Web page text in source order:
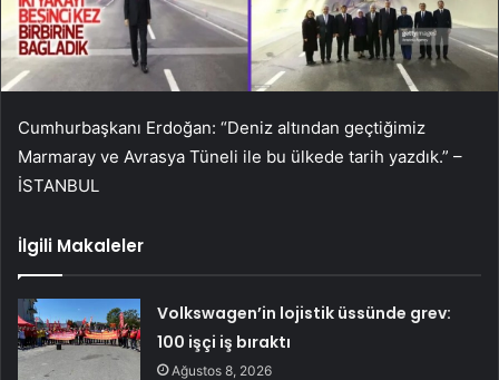
Cumhurbaşkanı Erdoğan: “Deniz altından geçtiğimiz
Marmaray ve Avrasya Tüneli ile bu ülkede tarih yazdık.” –
İSTANBUL
İlgili Makaleler
Volkswagen’in lojistik üssünde grev:
100 işçi iş bıraktı
Ağustos 8, 2026